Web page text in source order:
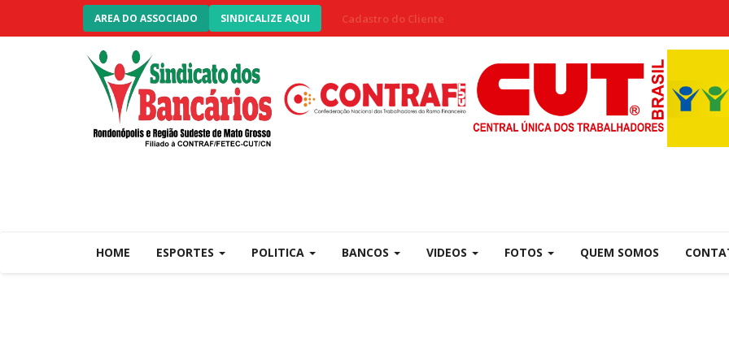
AREA DO ASSOCIADO SINDICALIZE AQUI Cadastro do Cliente
HOME ESPORTES POLITICA BANCOS VIDEOS FOTOS QUEM SOMOS